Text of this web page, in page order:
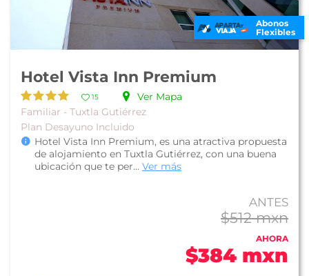
Abonos
Flexibles
Hotel Vista Inn Premium
15
Ver Mapa
Familiar - Tuxtla Gutiérrez
Plan Desayuno Incluido
Hotel Vista Inn Premium, es una atractiva propuesta
de alojamiento en Tuxtla Gutiérrez, con una buena
ubicación que te per... Ver más
ANTES
$512 mxn
AHORA
$384 mxn